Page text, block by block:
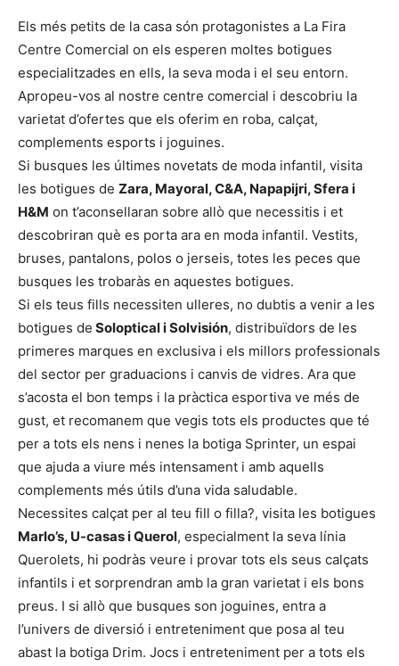
Els més petits de la casa són protagonistes a La Fira
Centre Comercial on els esperen moltes botigues
especialitzades en ells, la seva moda i el seu entorn.
Apropeu-vos al nostre centre comercial i descobriu la
varietat d’ofertes que els oferim en roba, calçat,
complements esports i joguines.
Si busques les últimes novetats de moda infantil, visita
les botigues de Zara, Mayoral, C&A, Napapijri, Sfera i
H&M on t’aconsellaran sobre allò que necessitis i et
descobriran què es porta ara en moda infantil. Vestits,
bruses, pantalons, polos o jerseis, totes les peces que
busques les trobaràs en aquestes botigues.
Si els teus fills necessiten ulleres, no dubtis a venir a les
botigues de Soloptical i Solvisión, distribuïdors de les
primeres marques en exclusiva i els millors professionals
del sector per graduacions i canvis de vidres. Ara que
s’acosta el bon temps i la pràctica esportiva ve més de
gust, et recomanem que vegis tots els productes que té
per a tots els nens i nenes la botiga Sprinter, un espai
que ajuda a viure més intensament i amb aquells
complements més útils d’una vida saludable.
Necessites calçat per al teu fill o filla?, visita les botigues
Marlo’s, U-casas i Querol, especialment la seva línia
Querolets, hi podràs veure i provar tots els seus calçats
infantils i et sorprendran amb la gran varietat i els bons
preus. I si allò que busques son joguines, entra a
l’univers de diversió i entreteniment que posa al teu
abast la botiga Drim. Jocs i entreteniment per a tots els